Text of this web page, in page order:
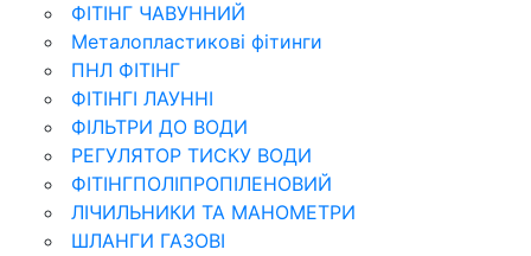
ФІТІНГ ЧАВУННИЙ
Металопластикові фітинги
ПНЛ ФІТІНГ
ФІТІНГІ ЛАУННІ
ФІЛЬТРИ ДО ВОДИ
РЕГУЛЯТОР ТИСКУ ВОДИ
ФІТІНГПОЛІПРОПІЛЕНОВИЙ
ЛІЧИЛЬНИКИ ТА МАНОМЕТРИ
ШЛАНГИ ГАЗОВІ